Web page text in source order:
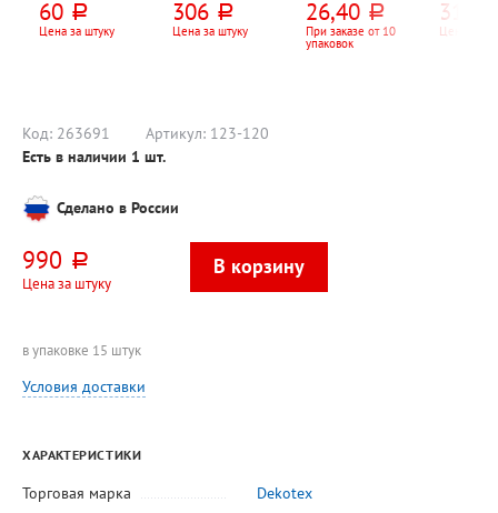
ассорти
60 руб.
Цена за штуку
Pasabahce,
"Флора (Flora)", в
306 руб.
Цена за штуку
26,40 руб.
При заказе от 10
упаковок
ложкой
312
Цена за
Код: 263691 Артикул: 123-120
Есть в наличии 1 шт.
Сделано в России
990 руб.
Цена за штуку
в упаковке 15 штук
Условия доставки
ХАРАКТЕРИСТИКИ
Торговая марка
Dekotex